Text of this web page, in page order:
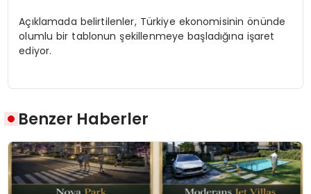
Açıklamada belirtilenler, Türkiye ekonomisinin önünde
olumlu bir tablonun şekillenmeye başladığına işaret
ediyor.
Benzer Haberler